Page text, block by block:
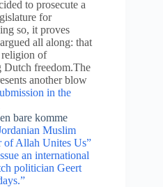
to prosecute a
for
so, it proves
all along: that
religion of
Dutch freedom.The
another blow
in the
bare komme
Muslim
of Allah Unites Us”
an international
politician Geert